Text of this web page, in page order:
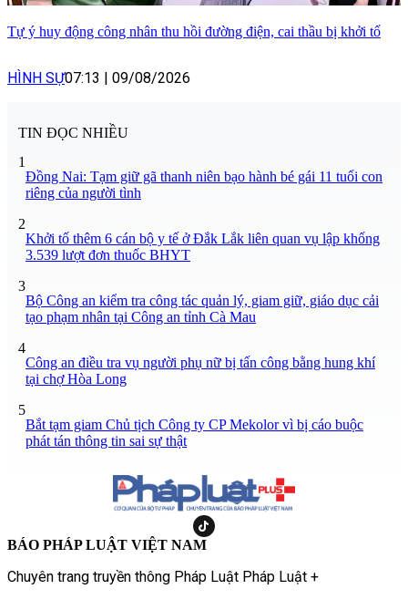
Tự ý huy động công nhân thu hồi đường điện, cai thầu bị khởi tố
HÌNH SỰ07:13 | 09/08/2026
TIN ĐỌC NHIỀU
1
Đồng Nai: Tạm giữ gã thanh niên bạo hành bé gái 11 tuổi con
riêng của người tình
2
Khởi tố thêm 6 cán bộ y tế ở Đắk Lắk liên quan vụ lập khống
3.539 lượt đơn thuốc BHYT
3
Bộ Công an kiểm tra công tác quản lý, giam giữ, giáo dục cải
tạo phạm nhân tại Công an tỉnh Cà Mau
4
Công an điều tra vụ người phụ nữ bị tấn công bằng hung khí
tại chợ Hòa Long
5
Bắt tạm giam Chủ tịch Công ty CP Mekolor vì bị cáo buộc
phát tán thông tin sai sự thật
BÁO PHÁP LUẬT VIỆT NAM
Chuyên trang truyền thông Pháp Luật Pháp Luật +